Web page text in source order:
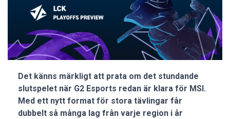
Det känns märkligt att prata om det stundande
slutspelet när G2 Esports redan är klara för MSI.
Med ett nytt format för stora tävlingar får
dubbelt så många lag från varje region i år